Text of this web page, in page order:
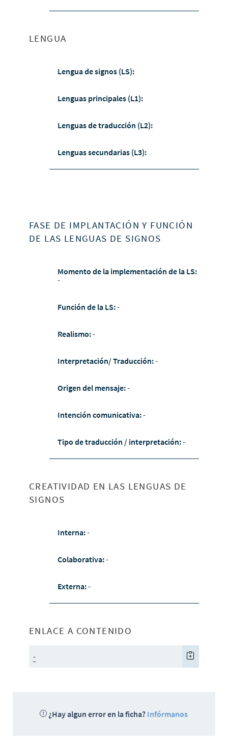
LENGUA
Lengua de signos (LS):
Lenguas principales (L1):
Lenguas de traducción (L2):
Lenguas secundarias (L3):
FASE DE IMPLANTACIÓN Y FUNCIÓN
DE LAS LENGUAS DE SIGNOS
Momento de la implementación de la LS:
-
Función de la LS:-
Realismo:-
Interpretación/ Traducción:-
Origen del mensaje:-
Intención comunicativa:-
Tipo de traducción / interpretación:-
CREATIVIDAD EN LAS LENGUAS DE
SIGNOS
Interna:-
Colaborativa:-
Externa:-
ENLACE A CONTENIDO
-
¿Hay algun error en la ficha? Infórmanos